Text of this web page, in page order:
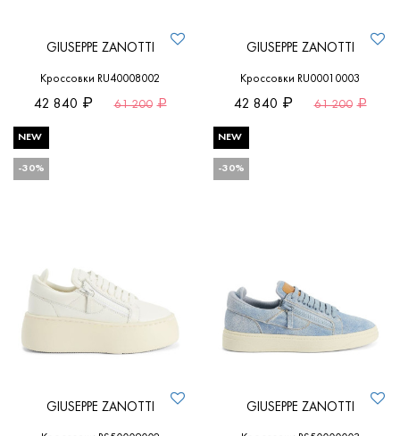
GIUSEPPE ZANOTTI
Кроссовки RU40008002
42 840 61 200
GIUSEPPE ZANOTTI
Кроссовки RU00010003
42 840 61 200
NEW
-30%
GIUSEPPE ZANOTTI
NEW
-30%
GIUSEPPE ZANOTTI